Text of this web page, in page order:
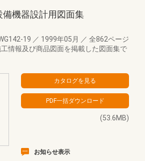
備機器設計用図面集
19 ／ 1999年05月 ／ 全862ページ
情報及び商品図面を掲載した図面集で
(53.6MB)
お知らせ表示